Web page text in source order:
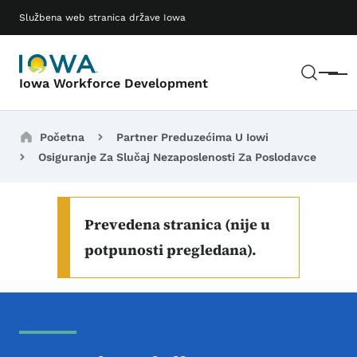
Službena web stranica države Iowa
Iowa Workforce Development Meni
Main navigation
Breadcrumbs
Početna
Partner Preduzećima U Iowi
Osiguranje Za Slučaj Nezaposlenosti Za Poslodavce
Prevedena stranica (nije u
potpunosti pregledana).